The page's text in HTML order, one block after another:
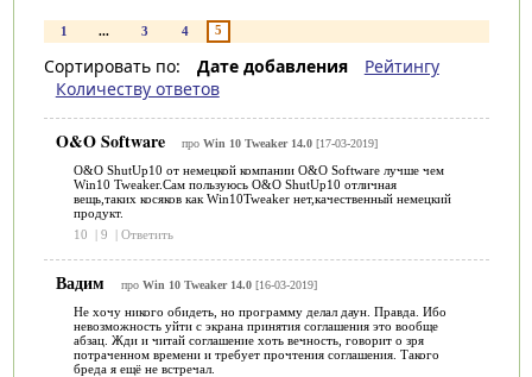
1 ... 3 4 5
Сортировать по: Дате добавления
Рейтингу
Количеству ответов
O&O Software про Win 10 Tweaker 14.0[17-03-2019]
O&O ShutUp10 от немецкой компании O&O Software лучше чем
Win10 Tweaker.Сам пользуюсь O&O ShutUp10 отличная
вещь,таких косяков как Win10Tweaker нет,качественный немецкий
продукт.
10
| 9 | Ответить
Вадим про Win 10 Tweaker 14.0[16-03-2019]
Не хочу никого обидеть, но программу делал даун. Правда. Ибо
невозможность уйти с экрана принятия соглашения это вообще
абзац. Жди и читай соглашение хоть вечность, говорит о зря
потраченном времени и требует прочтения соглашения. Такого
бреда я ещё не встречал.